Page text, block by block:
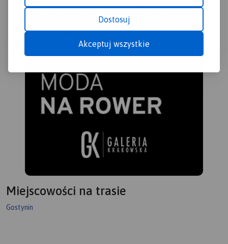
Dostosuj
Akceptuj wszystkie
Miejscowości na trasie
Gostynin